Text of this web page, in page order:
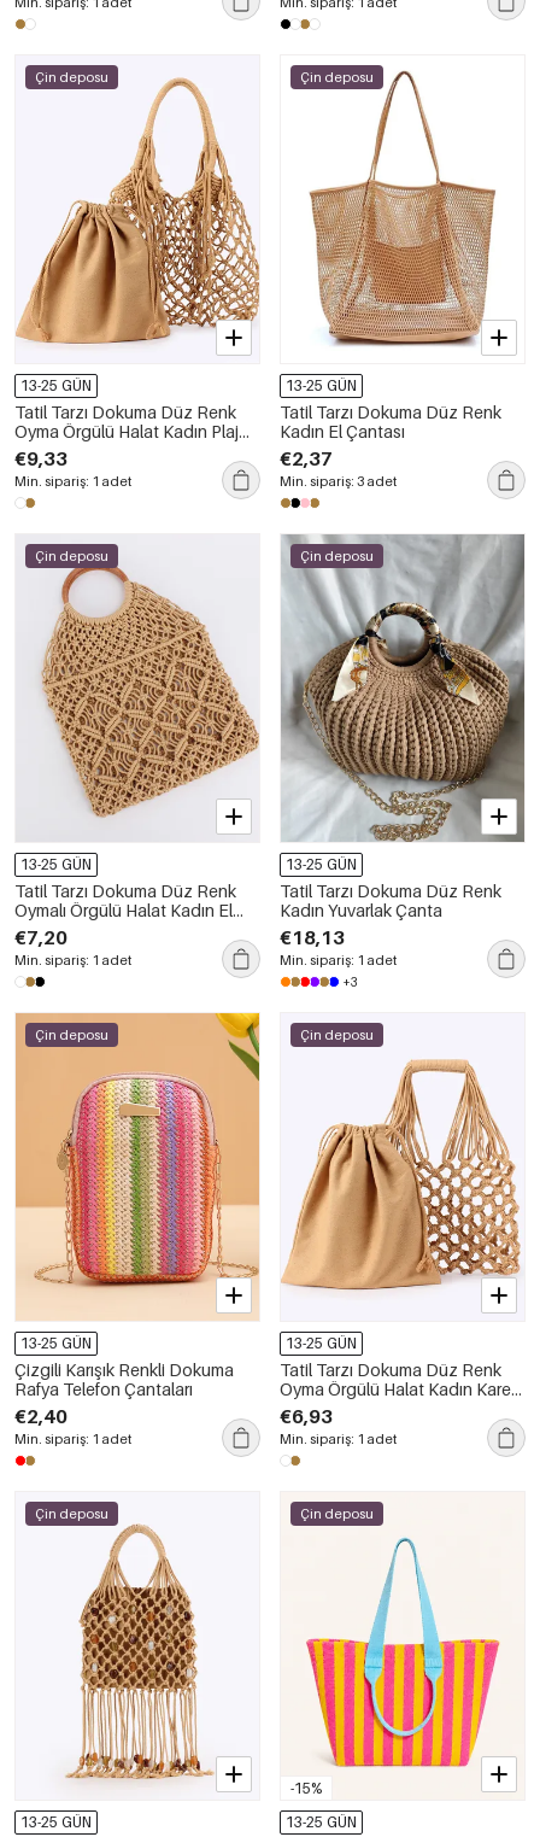
Çin deposu
13-25 GÜN
Tatil Tarzı Dokuma Düz Renk
Oyma Örgülü Halat Kadın Plaj
Çantası
€9,33
Min. sipariş: 1 adet
Çin deposu
13-25 GÜN
Tatil Tarzı Dokuma Düz Renk
Kadın El Çantası
€2,37
Min. sipariş: 3 adet
Çin deposu
13-25 GÜN
Tatil Tarzı Dokuma Düz Renk
Oymalı Örgülü Halat Kadın El
Çantası
€7,20
Min. sipariş: 1 adet
Çin deposu
13-25 GÜN
Tatil Tarzı Dokuma Düz Renk
Kadın Yuvarlak Çanta
€18,13
Min. sipariş: 1 adet
+3
Çin deposu
13-25 GÜN
Çizgili Karışık Renkli Dokuma
Rafya Telefon Çantaları
€2,40
Min. sipariş: 1 adet
Çin deposu
13-25 GÜN
Tatil Tarzı Dokuma Düz Renk
Oyma Örgülü Halat Kadın Kare
Çanta
€6,93
Min. sipariş: 1 adet
Çin deposu
13-25 GÜN
-15%
Çin deposu
13-25 GÜN